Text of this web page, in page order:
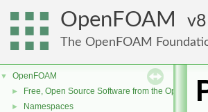
OpenFOAM 8
The OpenFOAM
▼ OpenFOAM
► Free, Open Source Software from the
► Namespaces